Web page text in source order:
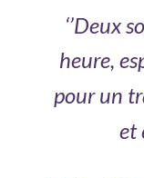
‘’Deux
heure,
pour un
et